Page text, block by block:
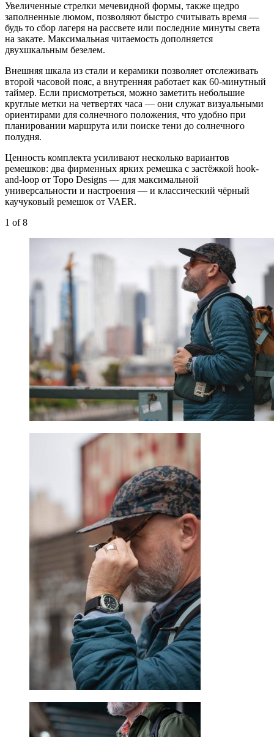
Увеличенные стрелки мечевидной формы, также щедро
заполненные люмом, позволяют быстро считывать время —
будь то сбор лагеря на рассвете или последние минуты света
на закате. Максимальная читаемость дополняется
двухшкальным безелем.
Внешняя шкала из стали и керамики позволяет отслеживать
второй часовой пояс, а внутренняя работает как 60-минутный
таймер. Если присмотреться, можно заметить небольшие
круглые метки на четвертях часа — они служат визуальными
ориентирами для солнечного положения, что удобно при
планировании маршрута или поиске тени до солнечного
полудня.
Ценность комплекта усиливают несколько вариантов
ремешков: два фирменных ярких ремешка с застёжкой hook-
and-loop от Topo Designs — для максимальной
универсальности и настроения — и классический чёрный
каучуковый ремешок от VAER.
1 of 8